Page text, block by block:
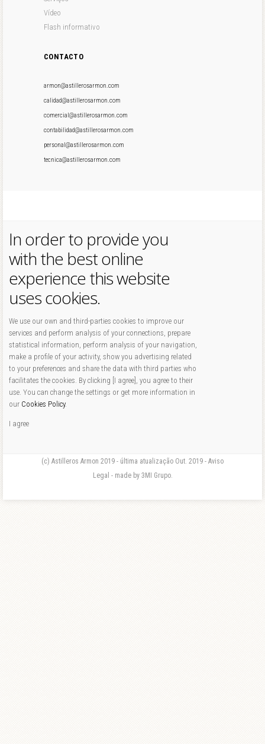
Vídeo
Flash informativo
CONTACTO
armon@astillerosarmon.com
calidad@astillerosarmon.com
comercial@astillerosarmon.com
contabilidad@astillerosarmon.com
personal@astillerosarmon.com
tecnica@astillerosarmon.com
In order to provide you
with the best online
experience this website
uses cookies.
We use our own and third-parties cookies to improve our
services and perform analysis of your connections, prepare
statistical information, perform analysis of your navigation,
make a profile of your activity, show you advertising related
to your preferences and share the data with third parties who
facilitates the cookies. By clicking [I agree], you agree to their
use. You can change the settings or get more information in
our Cookies Policy.
I agree
(c) Astilleros Armon 2019 - última atualização Out. 2019 - Aviso
Legal - made by 3MI Grupo.